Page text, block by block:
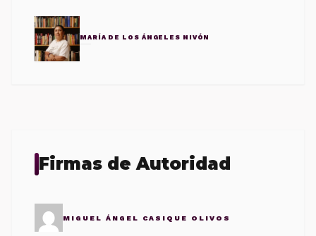
MARÍA DE LOS ÁNGELES NIVÓN
Firmas de Autoridad
MIGUEL ÁNGEL CASIQUE OLIVOS